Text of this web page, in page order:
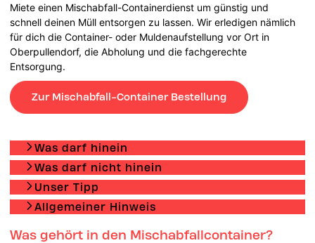
Miete einen Mischabfall-Containerdienst um günstig und
schnell deinen Müll entsorgen zu lassen. Wir erledigen nämlich
für dich die Container- oder Muldenaufstellung vor Ort in
Oberpullendorf, die Abholung und die fachgerechte
Entsorgung.
Zur Mischabfall-Container Bestellung
Was darf hinein
Was darf nicht hinein
Unser Tipp
Allgemeiner Hinweis
Was gehört in den Mischabfallcontainer?